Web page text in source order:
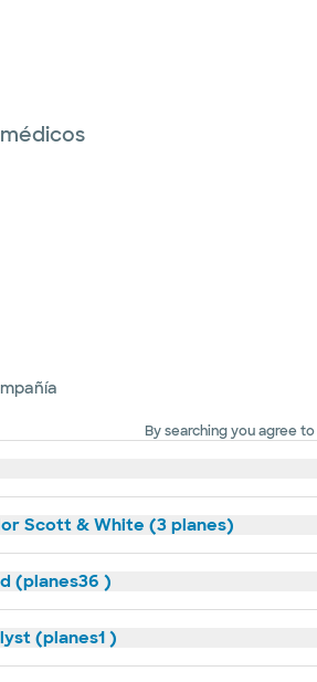
By searching you agree to
Scott & White (3 planes)
(planes36 )
(planes1 )